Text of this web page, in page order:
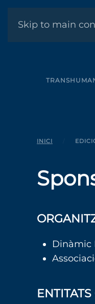
Skip to main
INICI
Dinàmic